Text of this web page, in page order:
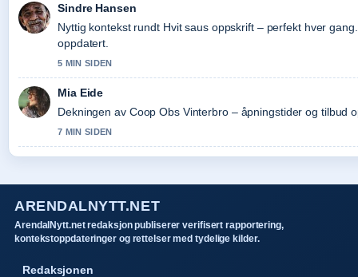
Sindre Hansen
Nyttig kontekst rundt Hvit saus oppskrift – perfekt hver
oppdatert.
5 MIN SIDEN
Mia Eide
Dekningen av Coop Obs Vinterbro – åpningstider og tilbud
7 MIN SIDEN
ARENDALNYTT.NET
ArendalNytt.net redaksjon publiserer verifisert rapportering,
kontekstoppdateringer og rettelser med tydelige kilder.
Redaksjonen